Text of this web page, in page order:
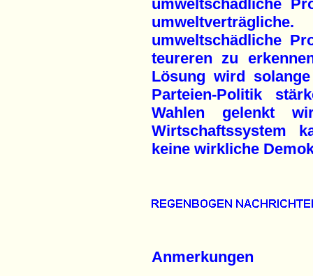
umweltschädliche
umweltschädliche
teureren zu
Lösung wird
Parteien-Politik
Wahlen gelenkt
Wirtschaftssystem
keine wirkliche
Anmerkungen